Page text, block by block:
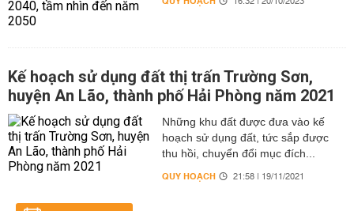
Kế hoạch sử dụng đất thị trấn Trường Sơn,
huyện An Lão, thành phố Hải Phòng năm 2021
Những khu đất được đưa vào kế
hoạch sử dụng đất, tức sắp được
thu hồi, chuyển đổi mục đích...
QUY HOẠCH 21:58 | 19/11/2021